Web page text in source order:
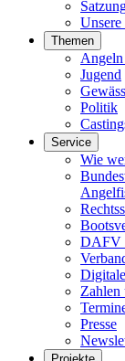
Themen
Angeln
Jugend
Politik
Service
Wie
DAFV
Zahlen
Presse